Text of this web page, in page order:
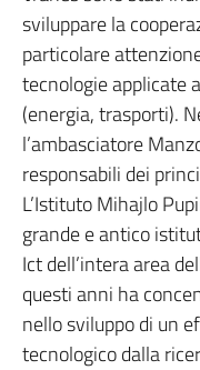
sviluppare la
particolare
tecnologie applicate
(energia, trasporti).
l’ambasciatore
responsabili dei
L’Istituto Mihajlo
grande e antico
Ict dell’intera area
questi anni ha
nello sviluppo di un
tecnologico dalla